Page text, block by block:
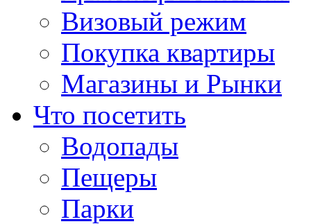
Визовый режим
Покупка квартиры
Магазины и Рынки
Что посетить
Водопады
Пещеры
Парки